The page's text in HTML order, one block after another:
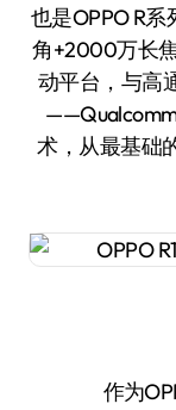
也是OPPO R
角+2000万长
动平台，与高
——Qualcomm
术，从最基础
作为